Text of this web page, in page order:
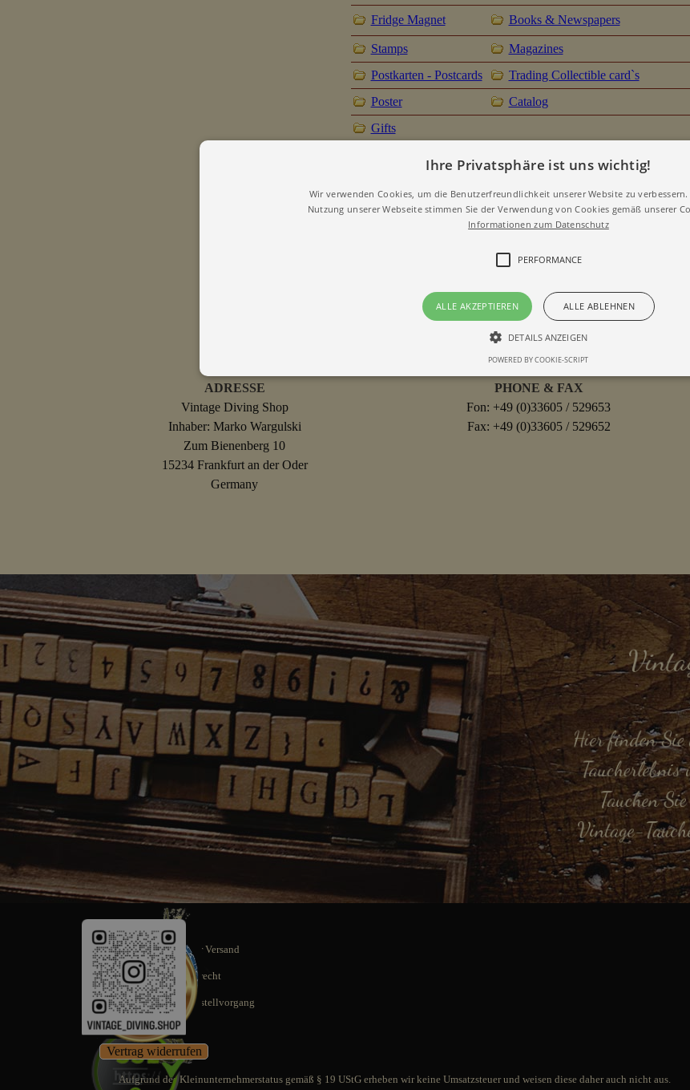
Fridge Magnet Books & Newspapers
Stamps
Magazines
Postkarten - Postcards
Trading Collectible card`s
Poster
Catalog
Gifts
PHONE & FAX
Fon: +49 (0)33605 / 529653
Fax: +49 (0)33605 / 529652
ADRESSE
Vintage Diving Shop
Inhaber: Marko Wargulski
Zum Bienenberg 10
15234 Frankfurt an der Oder
Germany
Hier finden Sie
Taucherlebnis
Tauchen
Vintage-
Schnellstmöglicher Versand
14 Tage Rückgaberecht
SSL gesicherter Bestellvorgang
Vertrag widerrufen
Aufgrund des Kleinunternehmerstatus gemäß § 19 UStG erheben wir keine Umsatzsteuer und weisen diese daher auch nicht aus.
Ihre Privatsphäre ist uns wichtig!
Wir verwenden Cookies, um die Benutzerfreundlichkeit unserer Website zu
Nutzung unserer Webseite stimmen Sie der Verwendung von Cookies gemäß unserer
Informationen zum Datenschutz
PERFORMANCE
ALLE AKZEPTIEREN ALLE ABLEHNEN
DETAILS ANZEIGEN
POWERED BY COOKIE-SCRIPT